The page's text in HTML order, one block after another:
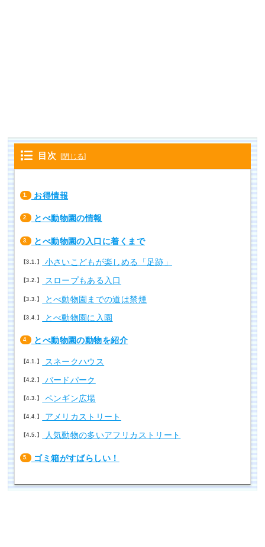
目次 [閉じる]
1. お得情報
2. とべ動物園の情報
3. とべ動物園の入口に着くまで
3.1. 小さいこどもが楽しめる「足跡」
3.2. スロープもある入口
3.3. とべ動物園までの道は禁煙
3.4. とべ動物園に入園
4. とべ動物園の動物を紹介
4.1. スネークハウス
4.2. バードパーク
4.3. ペンギン広場
4.4. アメリカストリート
4.5. 人気動物の多いアフリカストリート
5. ゴミ箱がすばらしい！